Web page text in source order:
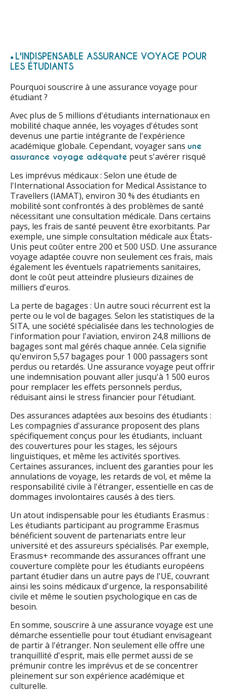
L'INDISPENSABLE ASSURANCE VOYAGE POUR
LES ÉTUDIANTS
Pourquoi souscrire à une assurance voyage pour
étudiant ?
Avec plus de 5 millions d'étudiants internationaux en
mobilité chaque année, les voyages d'études sont
devenus une partie intégrante de l'expérience
académique globale. Cependant, voyager sans une
assurance voyage adéquate peut s'avérer risqué
Les imprévus médicaux : Selon une étude de
l'International Association for Medical Assistance to
Travellers (IAMAT), environ 30 % des étudiants en
mobilité sont confrontés à des problèmes de santé
nécessitant une consultation médicale. Dans certains
pays, les frais de santé peuvent être exorbitants. Par
exemple, une simple consultation médicale aux États-
Unis peut coûter entre 200 et 500 USD. Une assurance
voyage adaptée couvre non seulement ces frais, mais
également les éventuels rapatriements sanitaires,
dont le coût peut atteindre plusieurs dizaines de
milliers d'euros.
La perte de bagages : Un autre souci récurrent est la
perte ou le vol de bagages. Selon les statistiques de la
SITA, une société spécialisée dans les technologies de
l'information pour l'aviation, environ 24,8 millions de
bagages sont mal gérés chaque année. Cela signifie
qu'environ 5,57 bagages pour 1 000 passagers sont
perdus ou retardés. Une assurance voyage peut offrir
une indemnisation pouvant aller jusqu'à 1 500 euros
pour remplacer les effets personnels perdus,
réduisant ainsi le stress financier pour l'étudiant.
Des assurances adaptées aux besoins des étudiants :
Les compagnies d'assurance proposent des plans
spécifiquement conçus pour les étudiants, incluant
des couvertures pour les stages, les séjours
linguistiques, et même les activités sportives.
Certaines assurances, incluent des garanties pour les
annulations de voyage, les retards de vol, et même la
responsabilité civile à l'étranger, essentielle en cas de
dommages involontaires causés à des tiers.
Un atout indispensable pour les étudiants Erasmus :
Les étudiants participant au programme Erasmus
bénéficient souvent de partenariats entre leur
université et des assureurs spécialisés. Par exemple,
Erasmus+ recommande des assurances offrant une
couverture complète pour les étudiants européens
partant étudier dans un autre pays de l'UE, couvrant
ainsi les soins médicaux d'urgence, la responsabilité
civile et même le soutien psychologique en cas de
besoin.
En somme, souscrire à une assurance voyage est une
démarche essentielle pour tout étudiant envisageant
de partir à l'étranger. Non seulement elle offre une
tranquillité d'esprit, mais elle permet aussi de se
prémunir contre les imprévus et de se concentrer
pleinement sur son expérience académique et
culturelle.